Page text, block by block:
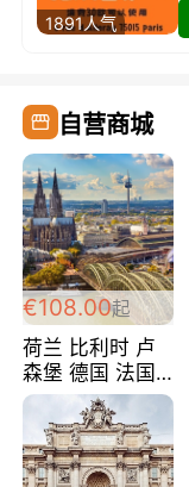
1891人气
自营商城
€108.00起
荷兰 比利时 卢
森堡 德国 法国
超爽玩遍西欧 循
环线 全程四星宾
馆 108欧/人/天